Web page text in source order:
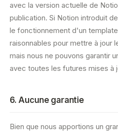
avec la version actuelle de
publication. Si Notion introduit
le fonctionnement d'un
raisonnables pour mettre à jour
mais nous ne pouvons garantir
avec toutes les futures mises à
6. Aucune garantie
Bien que nous apportions un